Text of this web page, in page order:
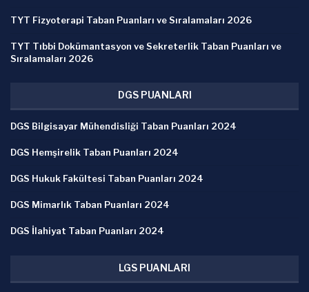
TYT Fizyoterapi Taban Puanları ve Sıralamaları 2026
TYT Tıbbi Dokümantasyon ve Sekreterlik Taban Puanları ve
Sıralamaları 2026
DGS PUANLARI
DGS Bilgisayar Mühendisliği Taban Puanları 2024
DGS Hemşirelik Taban Puanları 2024
DGS Hukuk Fakültesi Taban Puanları 2024
DGS Mimarlık Taban Puanları 2024
DGS İlahiyat Taban Puanları 2024
LGS PUANLARI